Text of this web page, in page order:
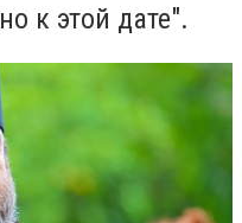
к этой дате".